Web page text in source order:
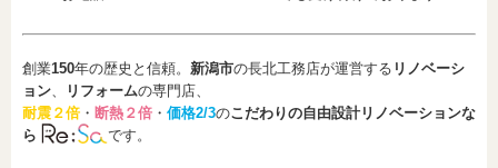
創業150年の歴史と信頼。 新潟市の長北工務店が運営する リノベーシ
ョン
リフォームの専門店、
耐震２倍 ・ 断熱２倍 ・ 価格2/3のこだわりの自由設計リノベーションな
ら
です。